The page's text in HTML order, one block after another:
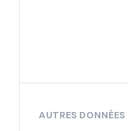
AUTRES DONNÉES